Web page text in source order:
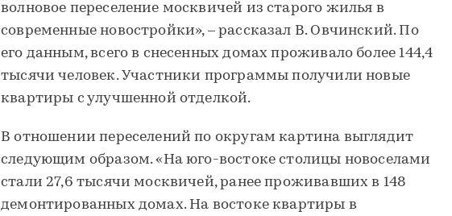
волновое переселение москвичей из старого жилья в
современные новостройки», – рассказал В. Овчинский. По
его данным, всего в снесенных домах проживало более 144,4
тысячи человек. Участники программы получили новые
квартиры с улучшенной отделкой.
В отношении переселений по округам картина выглядит
следующим образом. «На юго-востоке столицы новоселами
стали 27,6 тысячи москвичей, ранее проживавших в 148
демонтированных домах. На востоке квартиры в